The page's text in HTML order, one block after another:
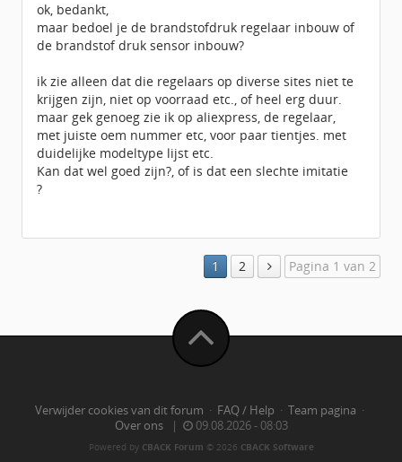
Geregistreerd:11 / 2015
ok, bedankt,
maar bedoel je de brandstofdruk regelaar inbouw of
de brandstof druk sensor inbouw?
ik zie alleen dat die regelaars op diverse sites niet te
krijgen zijn, niet op voorraad etc., of heel erg duur.
maar gek genoeg zie ik op aliexpress, de regelaar,
met juiste oem nummer etc, voor paar tientjes. met
duidelijke modeltype lijst etc.
Kan dat wel goed zijn?, of is dat een slechte imitatie
?
1 2 Pagina 1 van 2
Verwijder cookies van dit forum · FAQ / Help · Team pagina ·
Over ons| 09.08.2026 - 08:03
Powered by CBACK Forum © 2026 CBACK Software